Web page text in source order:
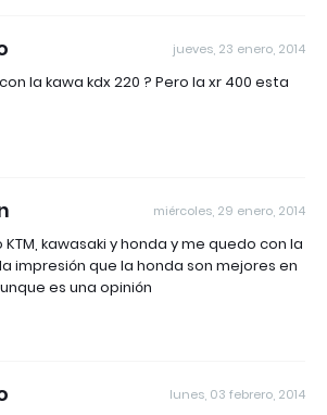
jueves, 23 enero, 2014
la kawa kdx 220 ? Pero la xr 400 esta
miércoles, 29 enero, 2014
kawasaki y honda y me quedo con la
la impresión que la honda son mejores en
es una opinión
lunes, 03 febrero, 2014